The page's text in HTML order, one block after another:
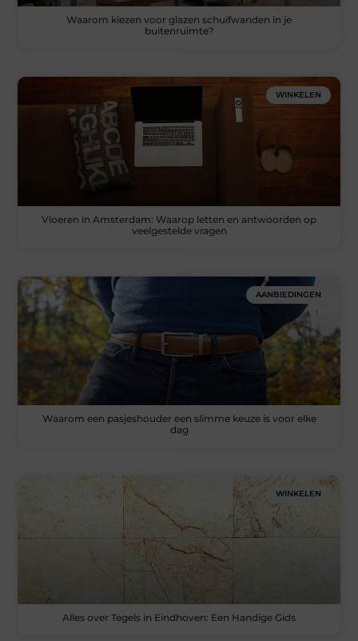
Waarom kiezen voor glazen schuifwanden in je
buitenruimte?
WINKELEN
Vloeren in Amsterdam: Waarop letten en antwoorden op
veelgestelde vragen
AANBIEDINGEN
Waarom een pasjeshouder een slimme keuze is voor elke
dag
WINKELEN
Alles over Tegels in Eindhoven: Een Handige Gids